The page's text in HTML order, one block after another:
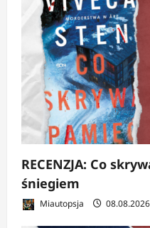
RECENZJA: Co
śniegiem
Miautopsja 08.08.2026